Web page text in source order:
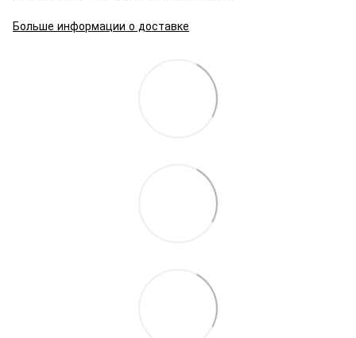
Больше информации о доставке